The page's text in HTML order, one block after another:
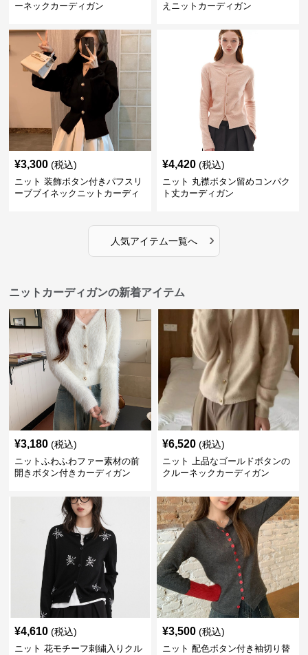
ーネックカーディガン
えニットカーディガン
¥3,300 (税込)
ニット 装飾ボタン付きパフスリ
ーブブイネックニットカーディ
¥4,420 (税込)
ニット 丸襟ボタン留めコンパク
ト丈カーディガン
人気アイテム一覧へ ›
ニットカーディガンの新着アイテム
¥3,180 (税込)
ニットふわふわファー素材の前
開きボタン付きカーディガン
¥6,520 (税込)
ニット 上品なゴールドボタンの
クルーネックカーディガン
¥4,610 (税込)
ニット 花モチーフ刺繍入りクル
¥3,500 (税込)
ニット 配色ボタン付き袖切り替